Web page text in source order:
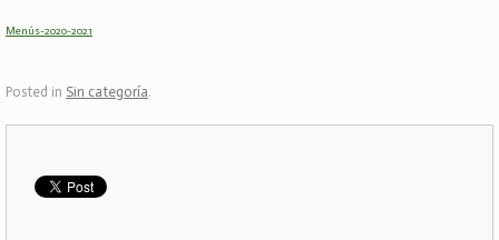
Menús-2020-2021
Posted in Sin categoría.